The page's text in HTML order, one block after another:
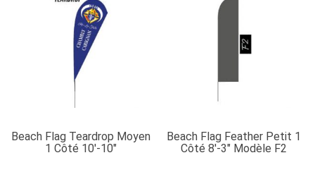
Beach Flag Teardrop Moyen
1 Côté 10′-10″
Beach Flag Feather Petit 1
Côté 8′-3″ Modèle F2